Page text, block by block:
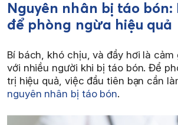
Nguyên nhân bị táo bón:
để phòng ngừa hiệu quả
Bí bách, khó chịu, và đầy hơi là
với nhiều người khi bị táo bón. Để
trị hiệu quả, việc đầu tiên bạn cần
nguyên nhân bị táo bón.